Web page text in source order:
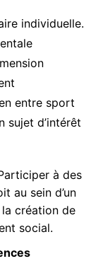
individuelle.
entre sport
sujet d’intérêt
à des
au sein d’un
la création de
social.